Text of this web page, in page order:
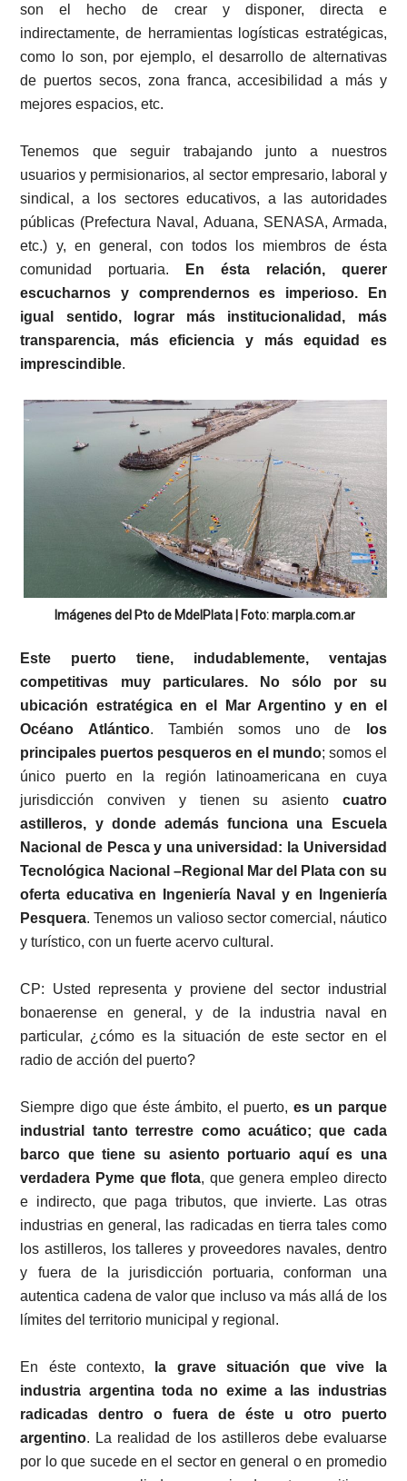
son el hecho de crear y disponer, directa e
indirectamente, de herramientas logísticas estratégicas,
como lo son, por ejemplo, el desarrollo de alternativas
de puertos secos, zona franca, accesibilidad a más y
mejores espacios, etc.
Tenemos que seguir trabajando junto a nuestros
usuarios y permisionarios, al sector empresario, laboral y
sindical, a los sectores educativos, a las autoridades
públicas (Prefectura Naval, Aduana, SENASA, Armada,
etc.) y, en general, con todos los miembros de ésta
comunidad portuaria.
En ésta relación, querer
escucharnos y comprendernos es imperioso. En
igual sentido, lograr más institucionalidad, más
transparencia, más eficiencia y más equidad es
imprescindible.
Imágenes del Pto de MdelPlata | Foto: marpla.com.ar
Este puerto tiene, indudablemente, ventajas
competitivas muy particulares. No sólo por su
ubicación estratégica en el Mar Argentino y en el
Océano Atlántico. También somos uno de
los
principales puertos pesqueros en el mundo; somos el
único puerto en la región latinoamericana en cuya
jurisdicción conviven y tienen su asiento cuatro
astilleros, y donde además funciona una Escuela
Nacional de Pesca y una universidad: la Universidad
Tecnológica Nacional –Regional Mar del Plata con su
oferta educativa en Ingeniería Naval y en Ingeniería
Pesquera. Tenemos un valioso sector comercial, náutico
y turístico, con un fuerte acervo cultural.
CP: Usted representa y proviene del sector industrial
bonaerense en general, y de la industria naval en
particular, ¿cómo es la situación de este sector en el
radio de acción del puerto?
Siempre digo que éste ámbito, el puerto, es un parque
industrial tanto terrestre como acuático; que cada
barco que tiene su asiento portuario aquí es una
verdadera Pyme que flota, que genera empleo directo
e indirecto, que paga tributos, que invierte. Las otras
industrias en general, las radicadas en tierra tales como
los astilleros, los talleres y proveedores navales, dentro
y fuera de la jurisdicción portuaria, conforman una
autentica cadena de valor que incluso va más allá de los
límites del territorio municipal y regional.
En éste contexto,
la grave situación que vive la
industria argentina toda no exime a las industrias
radicadas dentro o fuera de éste u otro puerto
argentino. La realidad de los astilleros debe evaluarse
por lo que sucede en el sector en general o en promedio